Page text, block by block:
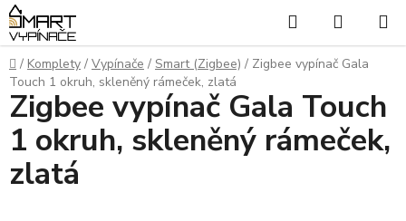
Přejít
na
obsah
Hledat
KOŠÍK
Domů
/ Komplety / Vypínače / Smart (Zigbee) / Zigbee vypínač Gala
Touch 1 okruh, skleněný rámeček, zlatá
Zigbee vypínač Gala Touch
1 okruh, skleněný rámeček,
zlatá